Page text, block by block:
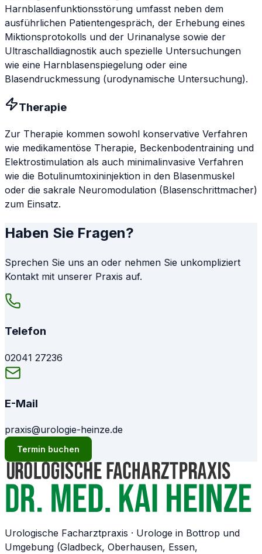
Harnblasenfunktionsstörung umfasst neben dem
ausführlichen Patientengespräch, der Erhebung eines
Miktionsprotokolls und der Urinanalyse sowie der
Ultraschalldiagnostik auch spezielle Untersuchungen
wie eine Harnblasenspiegelung oder eine
Blasendruckmessung (urodynamische Untersuchung).
Therapie
Zur Therapie kommen sowohl konservative Verfahren
wie medikamentöse Therapie, Beckenbodentraining und
Elektrostimulation als auch minimalinvasive Verfahren
wie die Botulinumtoxininjektion in den Blasenmuskel
oder die sakrale Neuromodulation (Blasenschrittmacher)
zum Einsatz.
Haben Sie Fragen?
Sprechen Sie uns an oder nehmen Sie unkompliziert
Kontakt mit unserer Praxis auf.
Telefon
02041 27236
E-Mail
praxis@urologie-heinze.de
Termin buchen
Urologische Facharztpraxis · Urologe in Bottrop und
Umgebung (Gladbeck, Oberhausen, Essen,